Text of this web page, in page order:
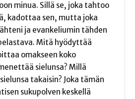
minua. Sillä se, joka tahtoo
kadottaa sen, mutta joka
ja evankeliumin tähden
Mitä hyödyttää
omakseen koko
sielunsa? Millä
takaisin? Joka tämän
sukupolven keskellä